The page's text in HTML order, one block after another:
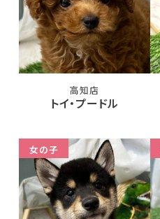
高知店
トイ・プードル
女の子